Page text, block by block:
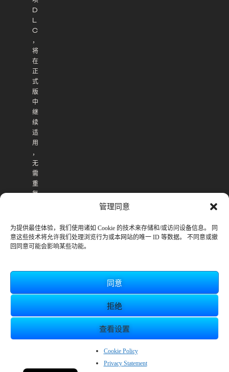
管理同意
为提供最佳体验，我们使用诸如 Cookie 的技术来存储和/或访问设备信息。 同
意这些技术将允许我们处理浏览行为或本网站的唯一 ID 等数据。 不同意或撤
回同意可能会影响某些功能。
同意
拒绝
查看设置
Cookie Policy
Privacy Statement
D
L
C
，
将
在
正
式
版
中
继
续
适
用
，
无
需
重
复
。